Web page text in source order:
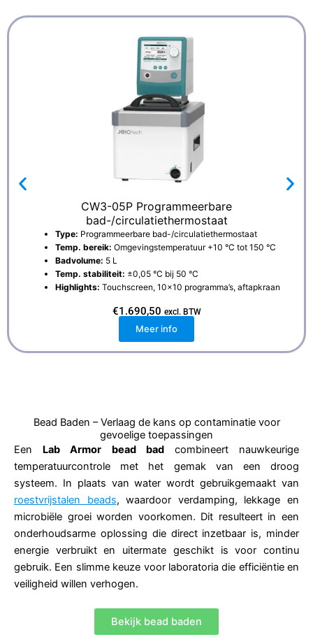
CW3-05P Programmeerbare
bad-/circulatiethermostaat
Type: Programmeerbare bad-/circulatiethermostaat
Temp. bereik: Omgevingstemperatuur +10 °C tot 150 °C
Badvolume: 5 L
Temp. stabiliteit: ±0,05 °C bij 50 °C
Highlights: Touchscreen, 10×10 programma’s, aftapkraan
€1.690,50 excl. BTW
Meer info
Bead Baden – Verlaag de kans op contaminatie voor
gevoelige toepassingen
Een Lab Armor bead badcombineert nauwkeurige
temperatuurcontrole met het gemak van een droog
systeem. In plaats van water wordt gebruikgemaakt van
roestvrijstalen beads, waardoor verdamping, lekkage en
microbiële groei worden voorkomen. Dit resulteert in een
onderhoudsarme oplossing die direct inzetbaar is, minder
energie verbruikt en uitermate geschikt is voor continu
gebruik. Een slimme keuze voor laboratoria die efficiëntie en
veiligheid willen verhogen.
Bekijk bead baden